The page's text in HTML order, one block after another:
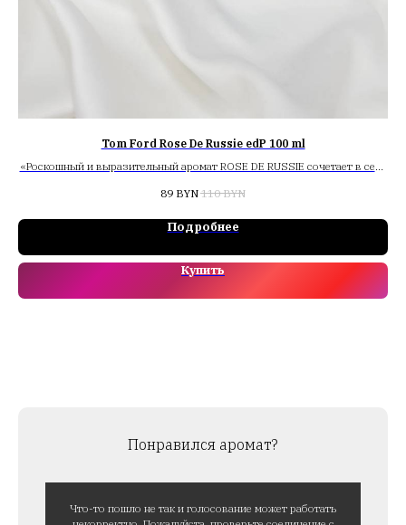
Tom Ford Rose De Russie edP 100 ml
«Роскошный и выразительный аромат ROSE DE RUSSIE сочетает в себе
89 BYN 110 BYN
Подробнее
Купить
Понравился аромат?
Что-то пошло не так и голосование может работать